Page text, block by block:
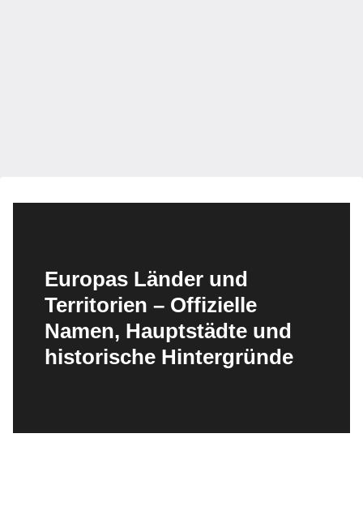
Europas Länder und
Territorien – Offizielle
Namen, Hauptstädte und
historische Hintergründe